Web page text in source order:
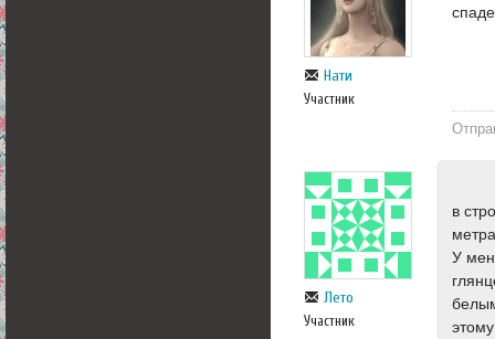
Нати
Участник
Лето
Участник
в
У